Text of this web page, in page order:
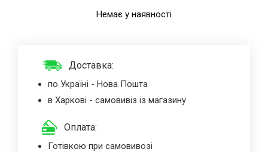
Немає у наявності
Доставка:
по Україні - Нова Пошта
в Харкові - самовивіз із магазину
Оплата:
Готівкою при самовивозі